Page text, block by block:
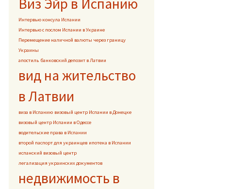
Виз Эйр в Испанию
Интервью консула Испании
Интервью с послом Испании в Украине
Перемещение наличной валюты через границу
Украины
апостиль банковский депозит в Латвии
вид на жительство
в Латвии
виза в Испанию визовый центр Испании в Донецке
визовый центр Испании в Одессе
водительские права в Испании
второй паспорт для украинцев ипотека в Испании
испанский визовый центр
легализация украинских документов
недвижимость в